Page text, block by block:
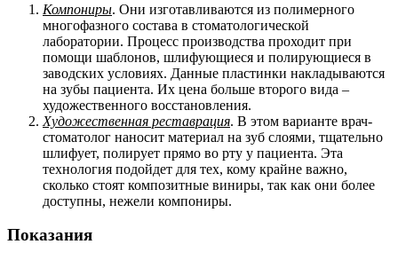
Компониры. Они изготавливаются из полимерного
многофазного состава в стоматологической
лаборатории. Процесс производства проходит при
помощи шаблонов, шлифующиеся и полирующиеся в
заводских условиях. Данные пластинки накладываются
на зубы пациента. Их цена больше второго вида –
художественного восстановления.
Художественная реставрация. В этом варианте врач-
стоматолог наносит материал на зуб слоями, тщательно
шлифует, полирует прямо во рту у пациента. Эта
технология подойдет для тех, кому крайне важно,
сколько стоят композитные виниры, так как они более
доступны, нежели компониры.
Показания